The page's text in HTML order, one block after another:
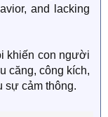
and lacking
khiến con người
căng, công kích,
sự cảm thông.